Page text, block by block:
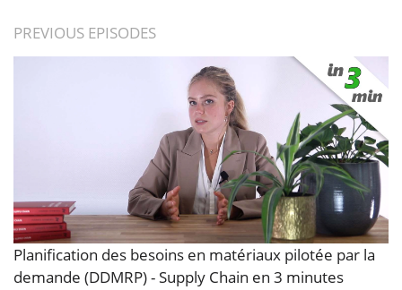
PREVIOUS EPISODES
Planification des besoins en matériaux pilotée par la
demande (DDMRP) - Supply Chain en 3 minutes